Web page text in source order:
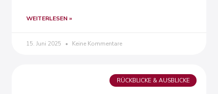
WEITERLESEN »
15. Juni 2025 Keine Kommentare
RÜCKBLICKE & AUSBLICKE